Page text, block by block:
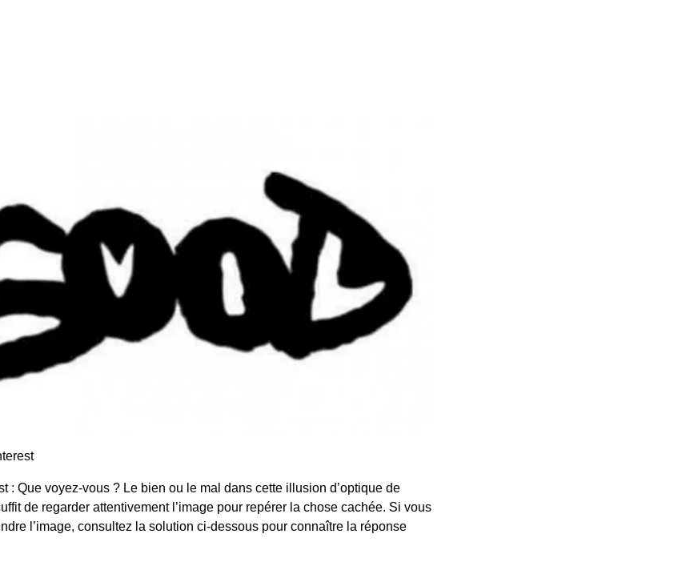
: Que voyez-vous ? Le bien ou le mal dans cette illusion d’optique de
de regarder attentivement l’image pour repérer la chose cachée. Si vous
l’image, consultez la solution ci-dessous pour connaître la réponse